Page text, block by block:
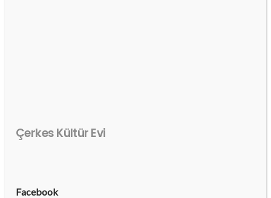
Çerkes Kültür Evi
Facebook